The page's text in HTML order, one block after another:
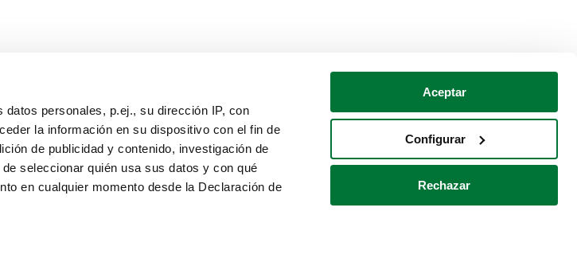
datos personales, p.ej., su dirección IP, con
la información en su dispositivo con el fin de
de publicidad y contenido, investigación de
seleccionar quién usa sus datos y con qué
en cualquier momento desde la Declaración de
Aceptar
Configurar
Rechazar